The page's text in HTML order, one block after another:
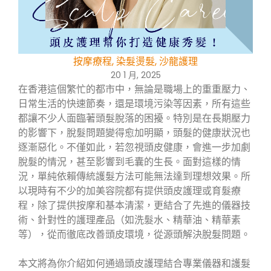
按摩療程,染髮燙髮, 沙龍護理
20 1 月, 2025
在香港這個繁忙的都市中，無論是職場上的重重壓力、
日常生活的快速節奏，還是環境污染等因素，所有這些
都讓不少人面臨著頭髮脫落的困擾。特別是在長期壓力
的影響下，脫髮問題變得愈加明顯，頭髮的健康狀況也
逐漸惡化。不僅如此，若忽視頭皮健康，會進一步加劇
脫髮的情況，甚至影響到毛囊的生長。面對這樣的情
況，單純依賴傳統護髮方法可能無法達到理想效果。所
以現時有不少的加美容院都有提供頭皮護理或育髮療
程，除了提供按摩和基本清潔，更結合了先進的儀器技
術、針對性的護理產品（如洗髮水、精華油、精華素
等），從而徹底改善頭皮環境，從源頭解決脫髮問題。
本文將為你介紹如何通過頭皮護理結合專業儀器和護髮